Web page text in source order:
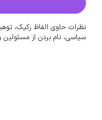
نظرات حاوی الفاظ رکیک،
سیاسی، نام بردن از مسئولین